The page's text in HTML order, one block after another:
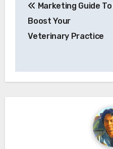
pos
Marketing Guide To
Boost Your
Veterinary Practice